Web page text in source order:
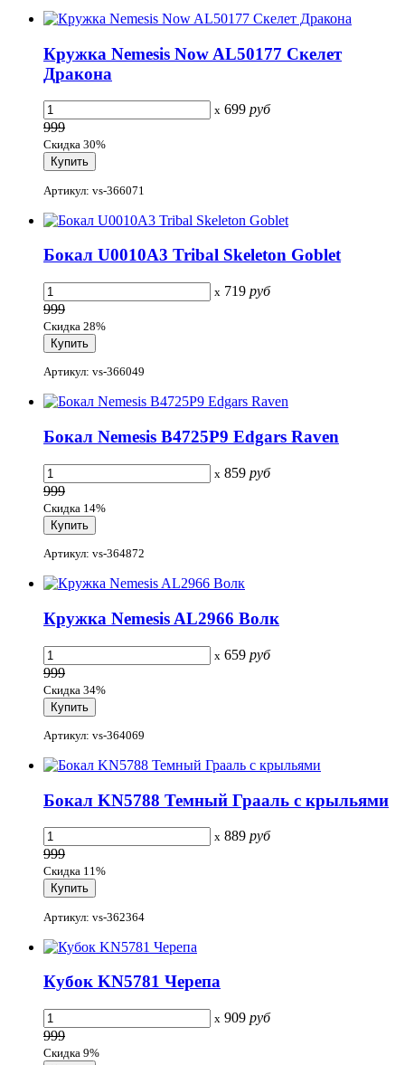
Кружка Nemesis Now AL50177 Скелет
Дракона
x 699 руб
999
Скидка 30%
Артикул: vs-366071
Бокал U0010A3 Tribal Skeleton Goblet
x 719 руб
999
Скидка 28%
Артикул: vs-366049
Бокал Nemesis B4725P9 Edgars Raven
x 859 руб
999
Скидка 14%
Артикул: vs-364872
Кружка Nemesis AL2966 Волк
x 659 руб
999
Скидка 34%
Артикул: vs-364069
Бокал KN5788 Темный Грааль с крыльями
x 889 руб
999
Скидка 11%
Артикул: vs-362364
Кубок KN5781 Черепа
x 909 руб
999
Скидка 9%